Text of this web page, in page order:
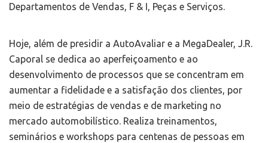
Departamentos de Vendas, F & I, Peças e Serviços.
Hoje, além de presidir a AutoAvaliar e a MegaDealer, J.R.
Caporal se dedica ao aperfeiçoamento e ao
desenvolvimento de processos que se concentram em
aumentar a fidelidade e a satisfação dos clientes, por
meio de estratégias de vendas e de marketing no
mercado automobilístico. Realiza treinamentos,
seminários e workshops para centenas de pessoas em